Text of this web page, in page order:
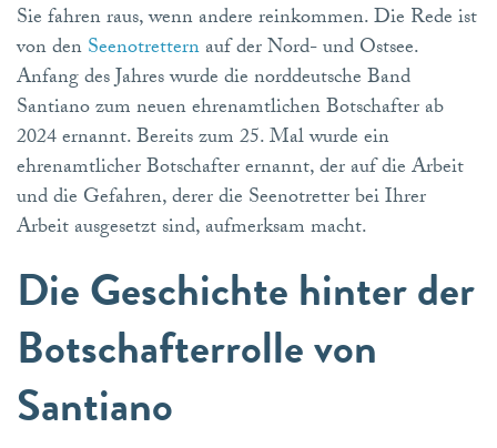
Sie fahren raus, wenn andere reinkommen. Die Rede ist
von denSeenotretternauf der Nord- und Ostsee.
Anfang des Jahres wurde die norddeutsche Band
Santiano zum neuen ehrenamtlichen Botschafter ab
2024 ernannt. Bereits zum 25. Mal wurde ein
ehrenamtlicher Botschafter ernannt, der auf die Arbeit
und die Gefahren, derer die Seenotretter bei Ihrer
Arbeit ausgesetzt sind, aufmerksam macht.
Die Geschichte hinter der
Botschafterrolle von
Santiano